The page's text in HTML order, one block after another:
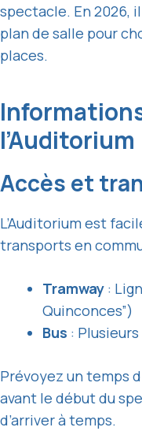
spectacle. En 2026,
plan de salle pour
places.
l’Auditorium
Accès et
L’Auditorium est
transports en
Tramway :
Quinconces”)
Bus :
Prévoyez un temps
avant le début du
d’arriver à temps.